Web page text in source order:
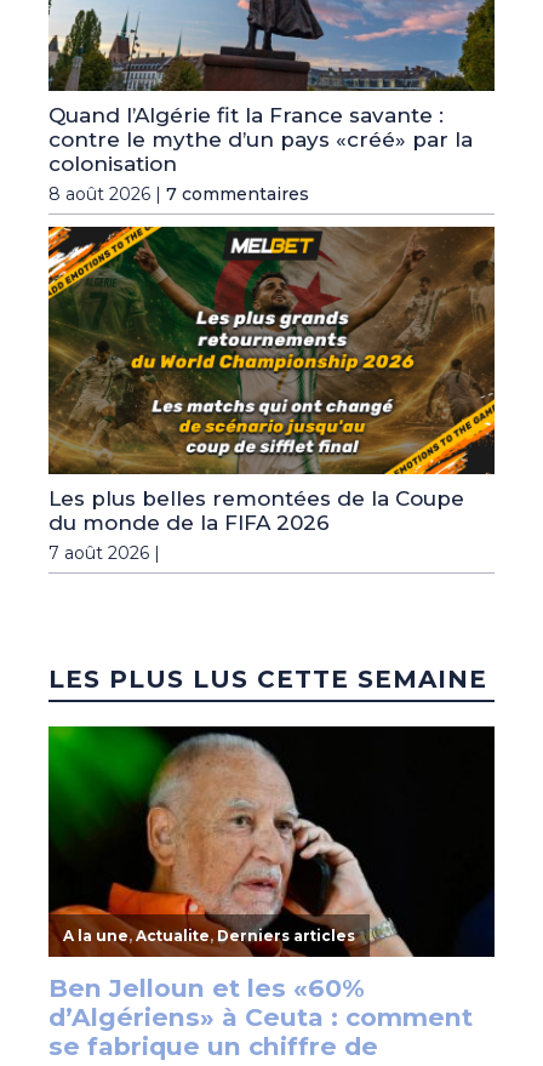
Quand l’Algérie fit la France savante :
contre le mythe d’un pays «créé» par la
colonisation
8 août 2026 | 7 commentaires
Les plus belles remontées de la Coupe
du monde de la FIFA 2026
7 août 2026 |
LES PLUS LUS CETTE SEMAINE